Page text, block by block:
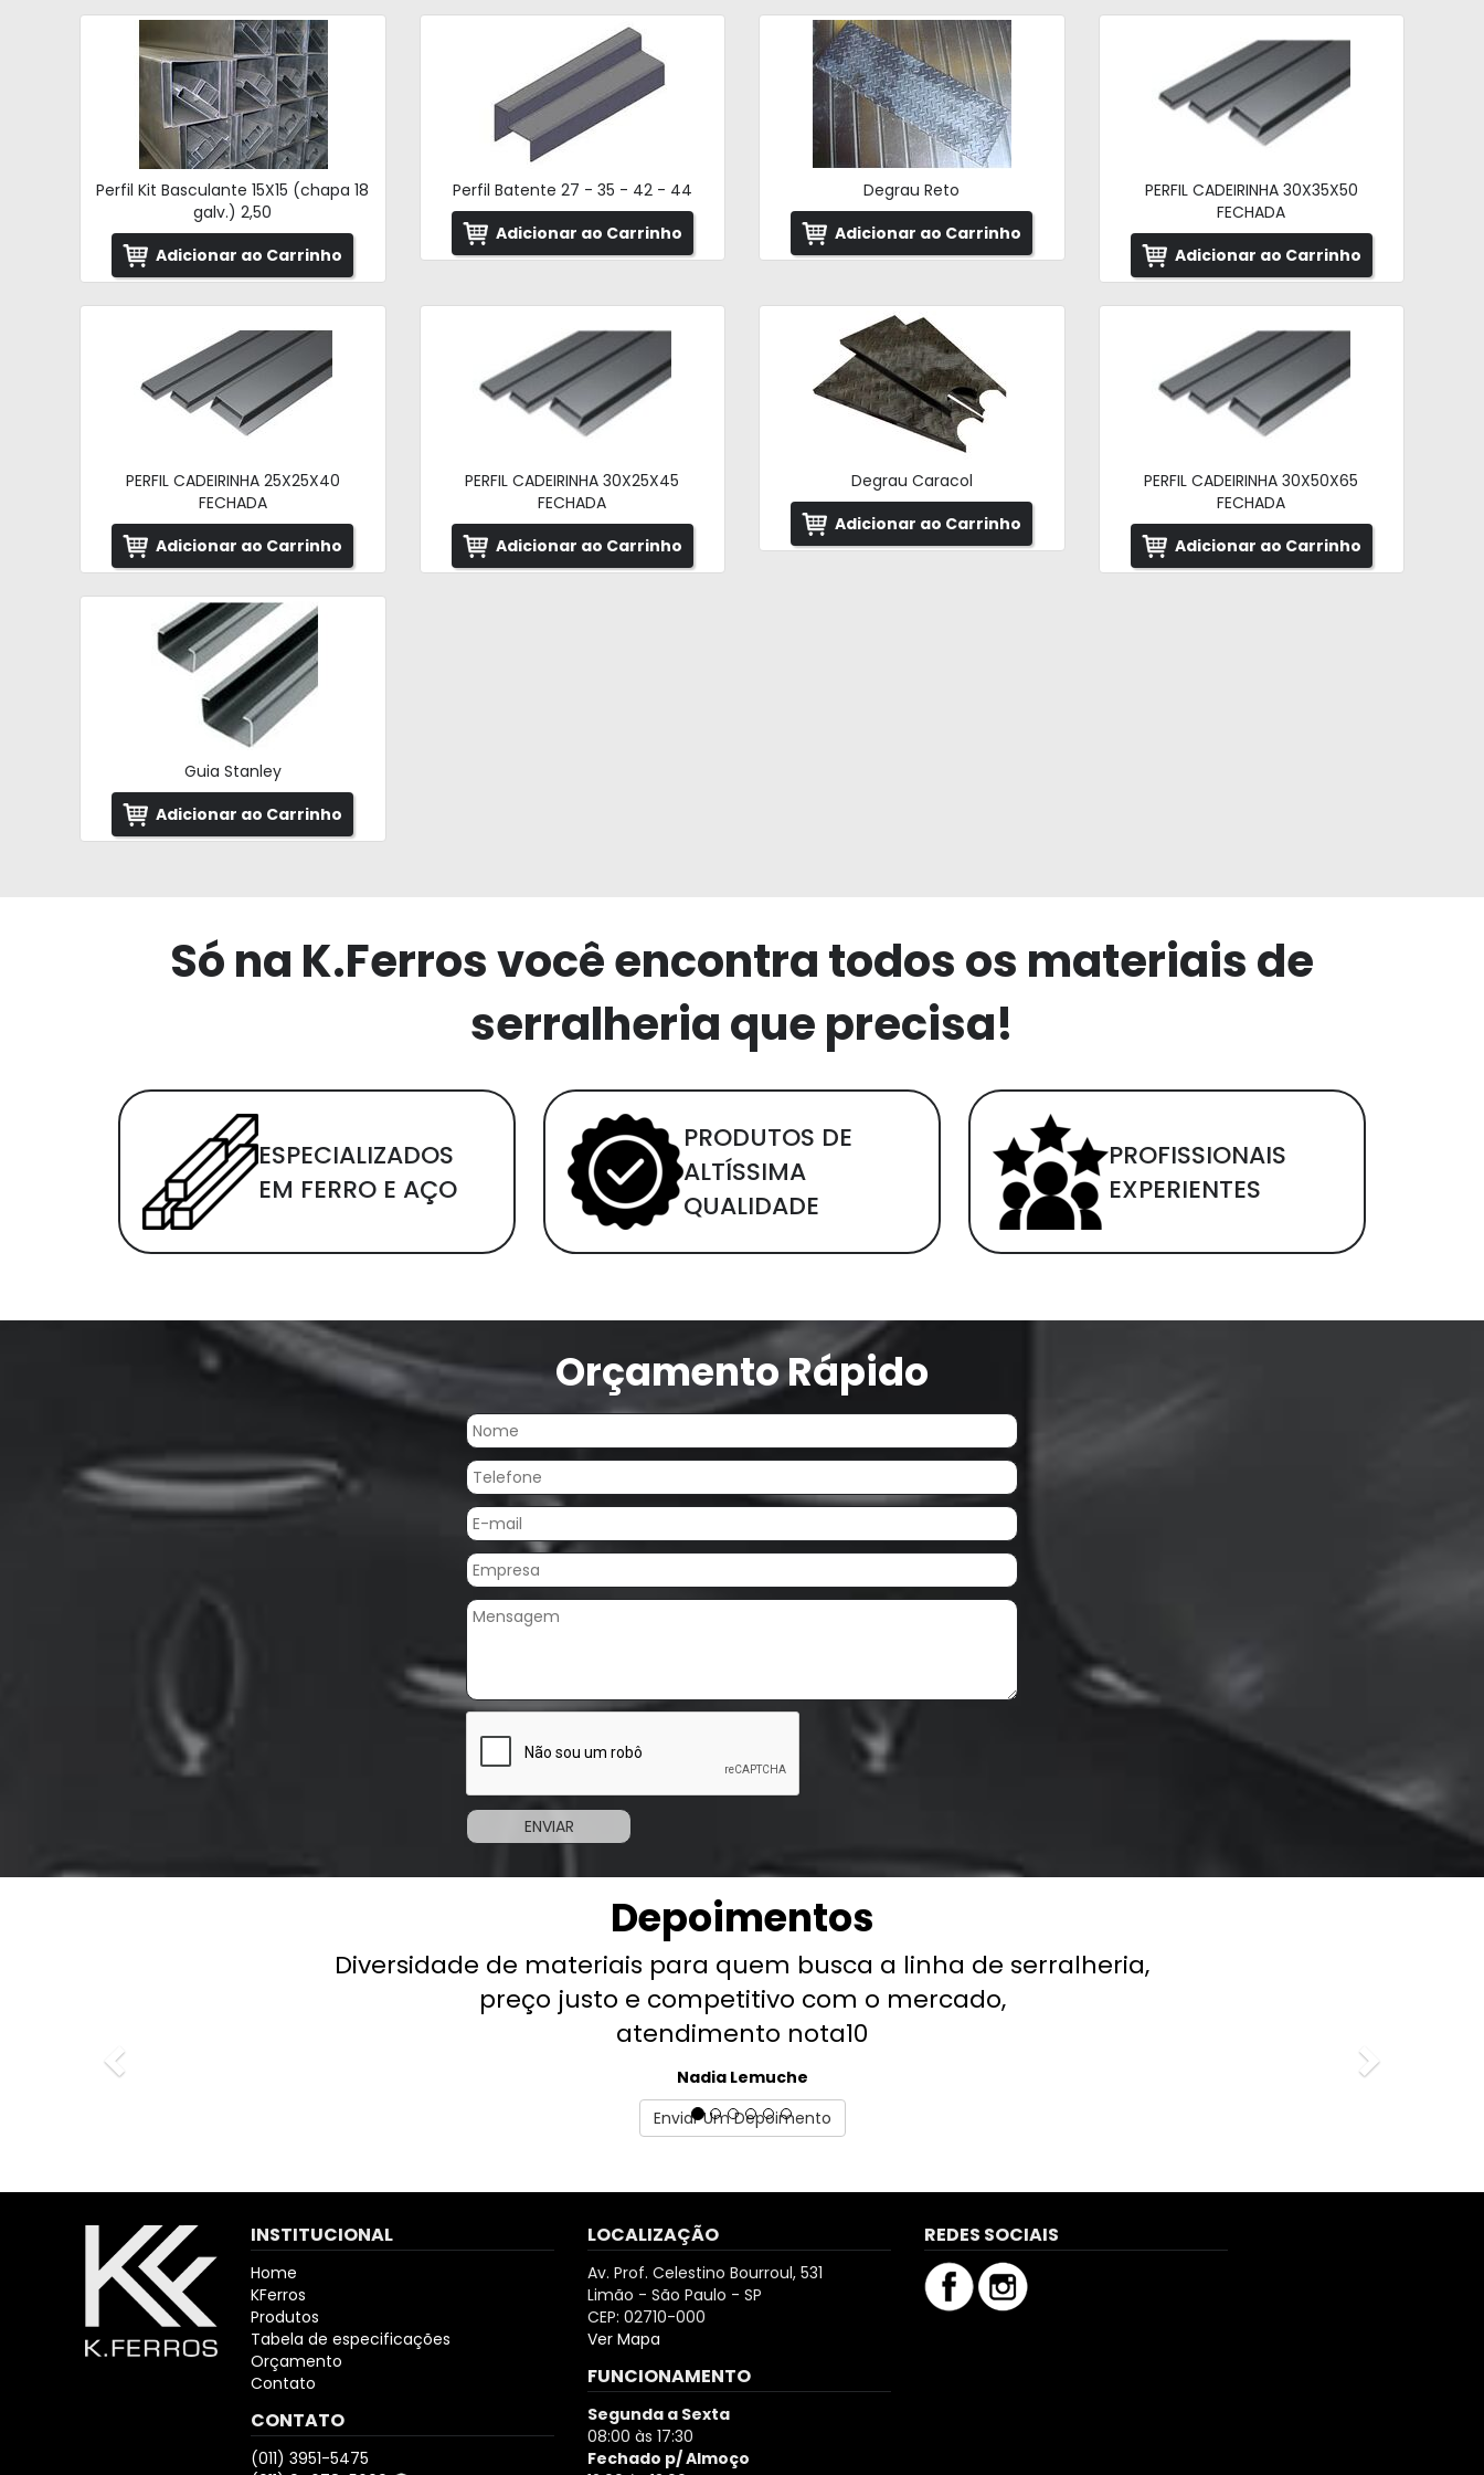
Perfil Kit Basculante 15X15 (chapa 18
galv.) 2,50
Adicionar ao Carrinho
Perfil Batente 27 - 35 - 42 - 44
Adicionar ao Carrinho
Degrau Reto
Adicionar ao Carrinho
PERFIL CADEIRINHA 30X35X50
FECHADA
Adicionar ao Carrinho
PERFIL CADEIRINHA 25X25X40
FECHADA
Adicionar ao Carrinho
PERFIL CADEIRINHA 30X25X45
FECHADA
Adicionar ao Carrinho
Degrau Caracol
Adicionar ao Carrinho
PERFIL CADEIRINHA 30X50X65
FECHADA
Adicionar ao Carrinho
Guia Stanley
Adicionar ao Carrinho
Só na K.Ferros você encontra todos os materiais de
serralheria que precisa!
ESPECIALIZADOS
EM FERRO E AÇO
PRODUTOS DE
ALTÍSSIMA
QUALIDADE
PROFISSIONAIS
EXPERIENTES
Orçamento Rápido
Depoimentos
Diversidade de materiais para quem busca a linha de serralheria,
preço justo e competitivo com o mercado,
atendimento nota10
Nadia Lemuche
Enviar Um Depoimento
INSTITUCIONAL
Home
KFerros
Produtos
Tabela de especificações
Orçamento
Contato
CONTATO
(011) 3951-5475
LOCALIZAÇÃO
Av. Prof. Celestino Bourroul, 531
Limão - São Paulo - SP
CEP: 02710-000
Ver Mapa
FUNCIONAMENTO
Segunda a Sexta
08:00 às 17:30
Fechado p/ Almoço
REDES SOCIAIS